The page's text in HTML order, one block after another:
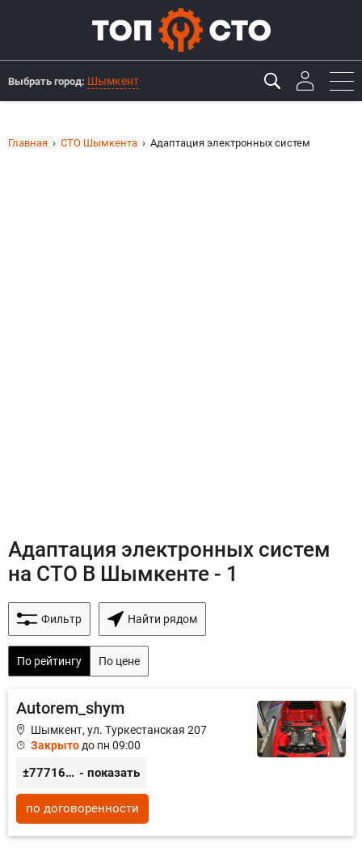
Выбрать город: Шымкент
Главная СТО Шымкента Адаптация электронных систем
Адаптация электронных систем
на СТО В Шымкенте - 1
Фильтр Найти рядом
По рейтингу По цене
Autorem_shym
Шымкент, ул. Туркестанская 207
Закрыто до пн 09:00
±77716480666 - показать
по договоренности